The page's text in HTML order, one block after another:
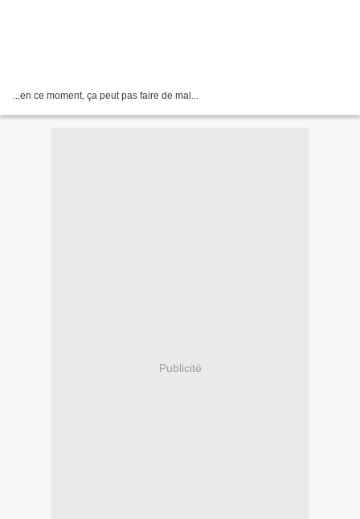
...en ce moment, ça peut pas faire de mal...
Publicité